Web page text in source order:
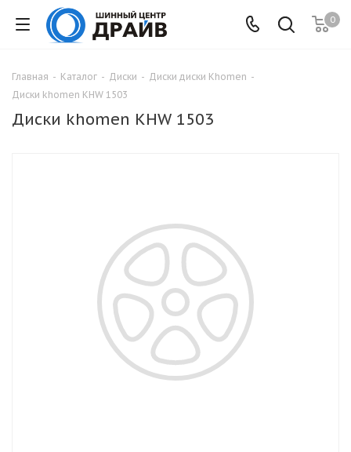
0
Главная - Каталог - Диски - Диски диски Khomen -
Диски khomen KHW 1503
Диски khomen KHW 1503